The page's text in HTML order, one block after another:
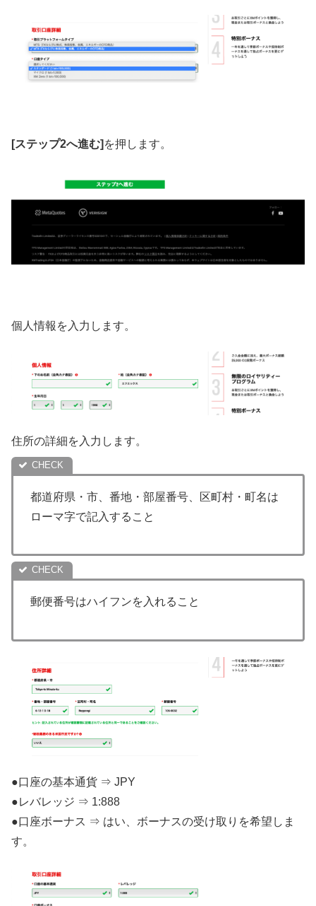
[ステップ2へ進む] を押します。
個人情報を入力します。
住所の詳細を入力します。
都道府県・市、番地・部屋番号、区町村・町名は
ローマ字で記入すること
郵便番号はハイフンを入れること
●口座の基本通貨 ⇒ JPY
●レバレッジ ⇒ 1:888
●口座ボーナス ⇒ はい、ボーナスの受け取りを希望しま
す。